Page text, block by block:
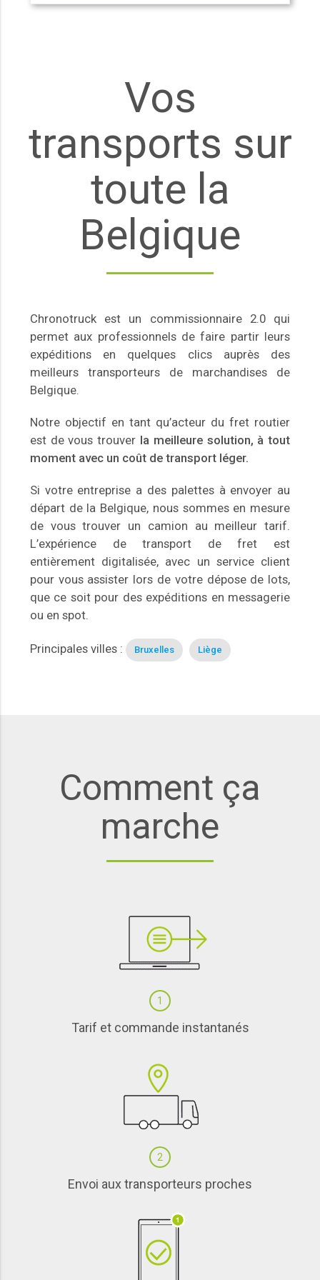
Vos
transports sur
toute la
Belgique
Chronotruck est un commissionnaire 2.0 qui
permet aux professionnels de faire partir leurs
expéditions en quelques clics auprès des
meilleurs transporteurs de marchandises de
Belgique.
Notre objectif en tant qu’acteur du fret routier
est de vous trouver la meilleure solution, à tout
moment avec un coût de transport léger.
Si votre entreprise a des palettes à envoyer au
départ de la Belgique, nous sommes en mesure
de vous trouver un camion au meilleur tarif.
L’expérience de transport de fret est
entièrement digitalisée, avec un service client
pour vous assister lors de votre dépose de lots,
que ce soit pour des expéditions en messagerie
ou en spot.
Principales villes : Bruxelles Liège
Comment ça
marche
1
Tarif et commande instantanés
2
Envoi aux transporteurs proches